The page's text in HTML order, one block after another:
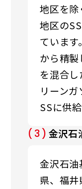
地区を
地区の
ていま
から精
を混合
リーン
SSに供
(3) 金沢石
金沢石油
県、福